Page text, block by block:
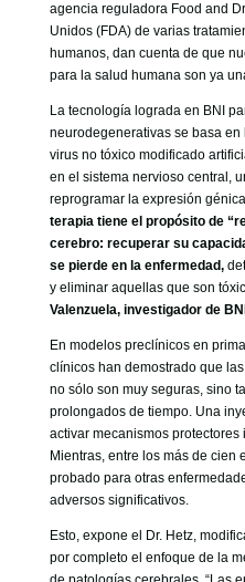
agencia reguladora Food and
Unidos (FDA) de varias
humanos, dan cuenta de que
para la salud humana son ya
La tecnología lograda en BNI
neurodegenerativas se basa
virus no tóxico modificado
en el sistema nervioso central,
reprogramar la expresión
terapia tiene el propósito de
cerebro: recuperar su
se pierde en la enfermedad,
y eliminar aquellas que son
Valenzuela, investigador de
En modelos preclínicos en
clínicos han demostrado que
no sólo son muy seguras, sino
prolongados de tiempo. Una
activar mecanismos
Mientras, entre los más de cien
probado para otras
adversos significativos.
Esto, expone el Dr. Hetz,
por completo el enfoque de la